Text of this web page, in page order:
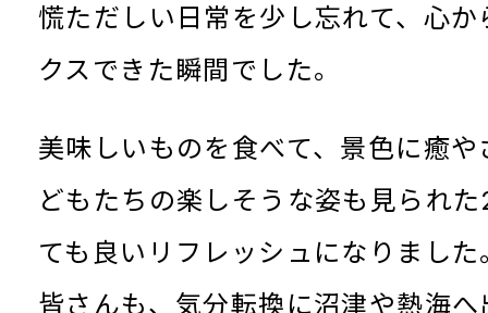
慌ただしい日常を少し忘れて、心か
クスできた瞬間でした。
美味しいものを食べて、景色に癒や
どもたちの楽しそうな姿も見られ
ても良いリフレッシュになりました
皆さんも、気分転換に沼津や熱海